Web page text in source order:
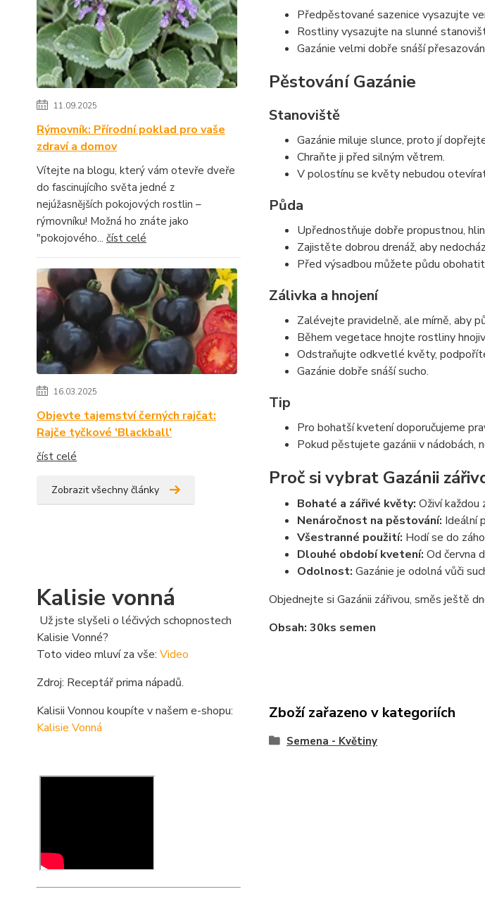
11.09.2025
Rýmovník: Přírodní poklad pro vaše
zdraví a domov
Vítejte na blogu, který vám otevře dveře
do fascinujícího světa jedné z
nejúžasnějších pokojových rostlin –
rýmovníku! Možná ho znáte jako
"pokojového... číst celé
16.03.2025
Objevte tajemství černých rajčat:
Rajče tyčkové 'Blackball'
číst celé
Zobrazit všechny články
Kalisie vonná
Už jste slyšeli o léčivých schopnostech
Kalisie Vonné?
Toto video mluví za vše: Video
Zdroj: Receptář prima nápadů.
Kalisii Vonnou koupíte v našem e-shopu:
Kalisie Vonná
Předpěstované sazenice vysazujte
Rostliny vysazujte na slunné
Gazánie velmi dobře snáší
Pěstování Gazánie
Stanoviště
Gazánie miluje slunce, proto jí
Chraňte ji před silným větrem.
V polostínu se květy nebudou
Půda
Upřednostňuje dobře propustnou,
Zajistěte dobrou drenáž, aby
Před výsadbou můžete půdu
Zálivka a hnojení
Zalévejte pravidelně, ale mírně, aby
Během vegetace hnojte rostliny
Odstraňujte odkvetlé květy,
Gazánie dobře snáší sucho.
Tip
Pro bohatší kvetení doporučujeme
Pokud pěstujete gazánii v nádobách,
Proč si vybrat Gazánii
Bohaté a zářivé květy: Oživí každou
Nenáročnost na pěstování: Ideální
Všestranné použití: Hodí se do
Dlouhé období kvetení: Od června
Odolnost: Gazánie je odolná vůči
Objednejte si Gazánii zářivou, směs ještě
Obsah: 30ks semen
Zboží zařazeno v kategoriích
Semena - Květiny